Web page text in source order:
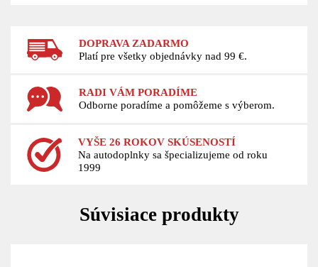
DOPRAVA ZADARMO
Platí pre všetky objednávky nad 99 €.
RADI VÁM PORADÍME
Odborne poradíme a pomôžeme s výberom.
VYŠE 26 ROKOV SKÚSENOSTÍ
Na autodoplnky sa špecializujeme od roku
1999
Súvisiace produkty